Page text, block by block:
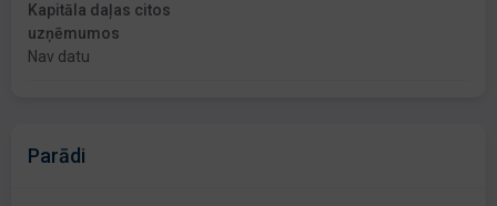
Kapitāla daļas citos
uzņēmumos
Nav datu
Parādi